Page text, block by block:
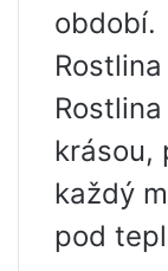
období.
krásou,
každý
pod